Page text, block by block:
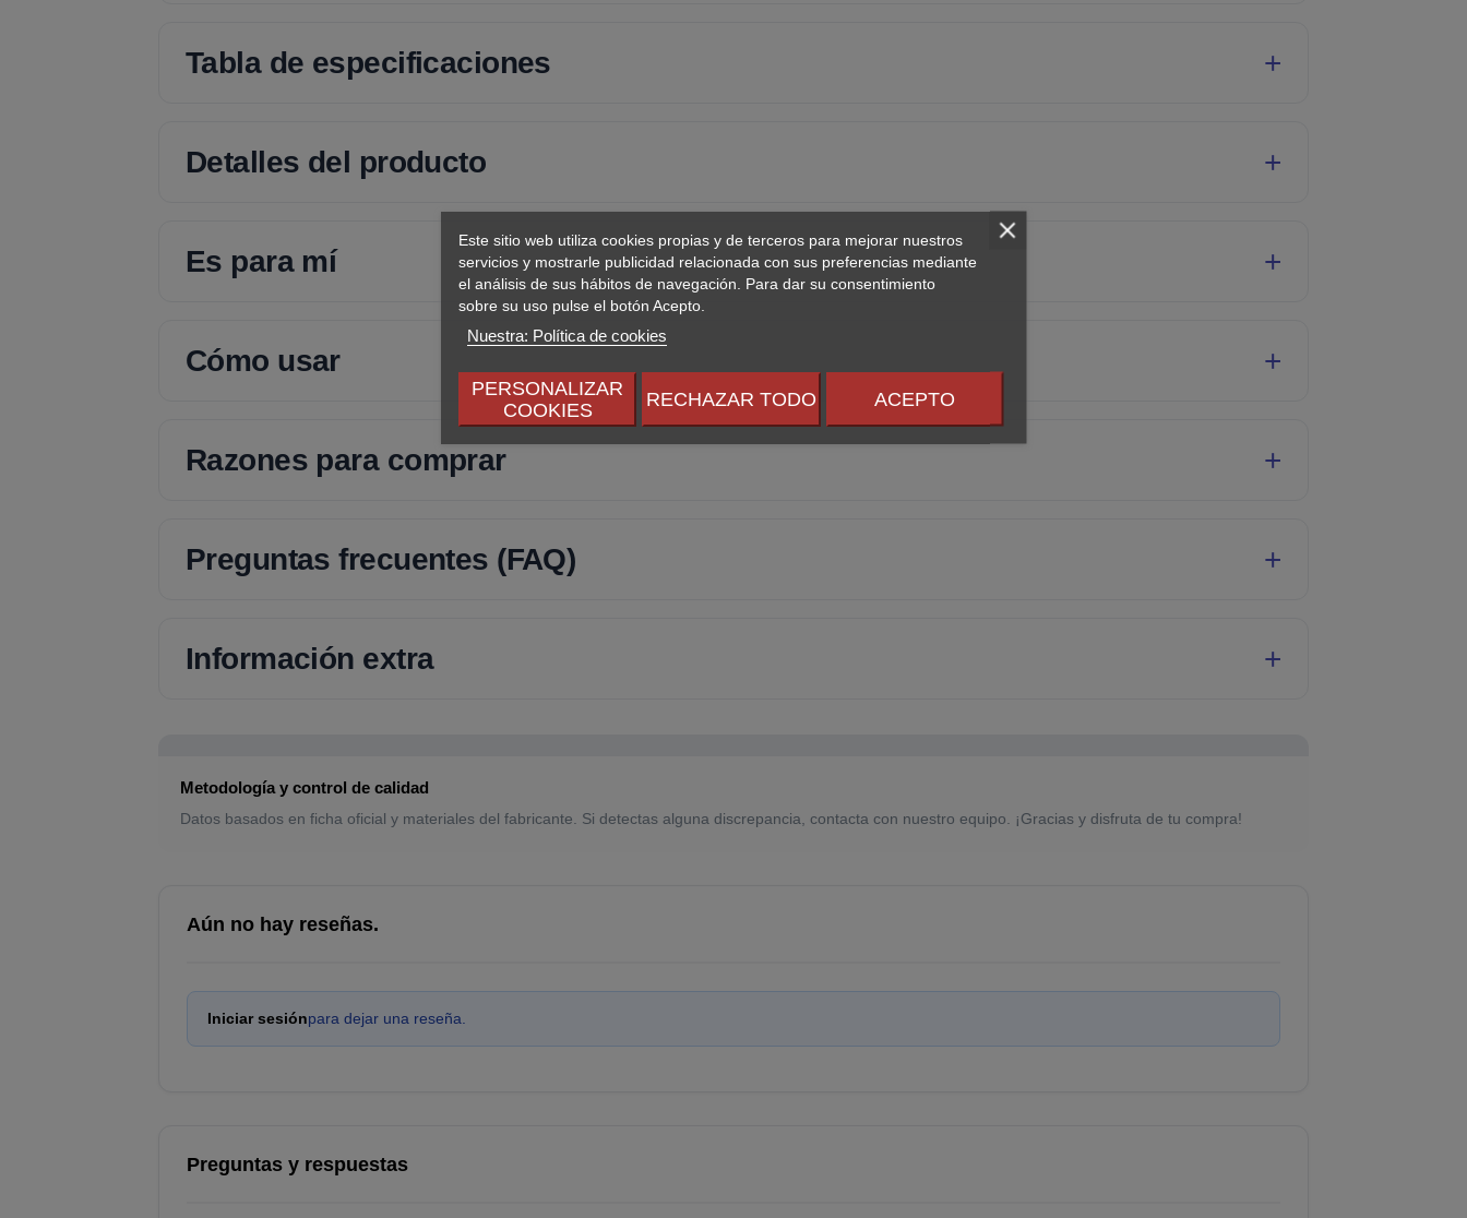
Este sitio web utiliza cookies propias y de terceros para mejorar nuestros
servicios y mostrarle publicidad relacionada con sus preferencias mediante
el análisis de sus hábitos de navegación. Para dar su consentimiento
sobre su uso pulse el botón Acepto.
Nuestra: Política de cookies
PERSONALIZAR
COOKIES
RECHAZAR TODO ACEPTO
Tabla de especificaciones
Detalles del producto
Es para mí
Cómo usar
Razones para comprar
Preguntas frecuentes (FAQ)
Información extra
Metodología y control de calidad
Datos basados en ficha oficial y materiales del fabricante. Si detectas alguna discrepancia, contacta con nuestro equipo. ¡Gracias y disfruta de tu compra!
Aún no hay reseñas.
Iniciar sesiónpara dejar una reseña.
Preguntas y respuestas